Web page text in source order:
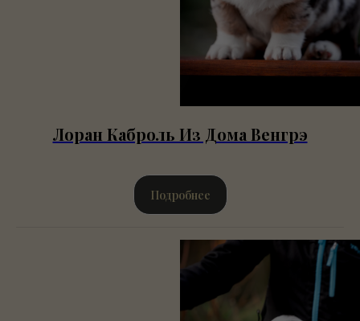
Лоран Каброль Из Дома Венгрэ
Подробнее